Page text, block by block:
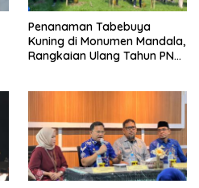
Penanaman Tabebuya
Kuning di Monumen Mandala,
Rangkaian Ulang Tahun PNM